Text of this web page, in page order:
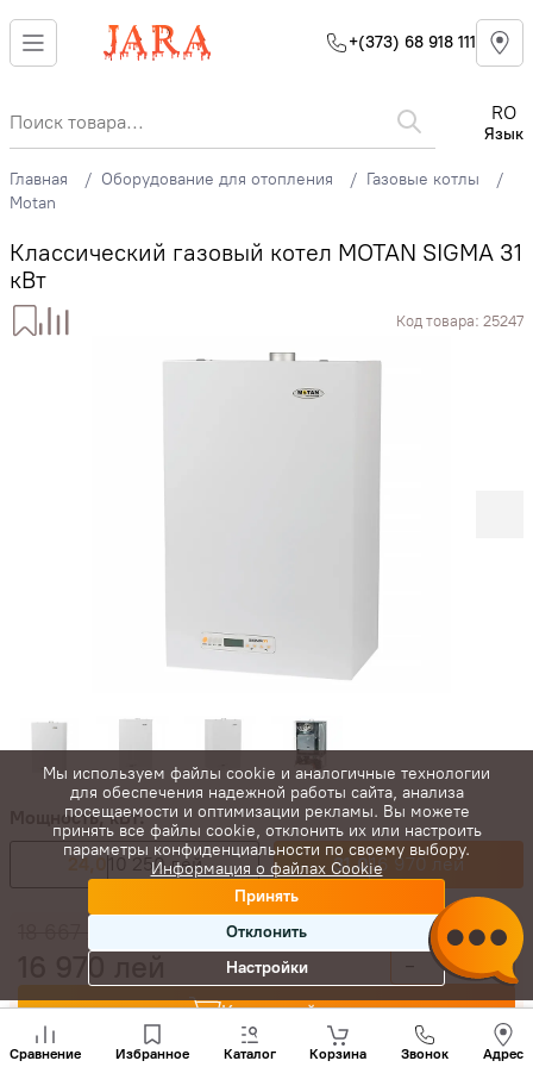
+(373) 68 918 111
RO
Язык
Главная Оборудование для отопления
Газовые котлы
Motan
Классический газовый котел MOTAN SIGMA 31
кВт
Код товара: 25247
Мощность, кВт:
24,0 10 250 лей 31,016 970 лей
- +
Купить сейчас
Сравнение Избранное Каталог Корзина Звонок Адрес
нам
+(373)
Мы используем файлы cookie и аналогичные технологии
для обеспечения надежной работы сайта, анализа
посещаемости и оптимизации рекламы. Вы можете
принять все файлы cookie, отклонить их или настроить
параметры конфиденциальности по своему выбору.
Информация о файлах Cookie
Принять
Отклонить
Настройки